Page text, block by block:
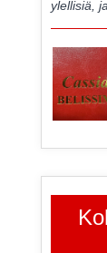
ylellisiä,